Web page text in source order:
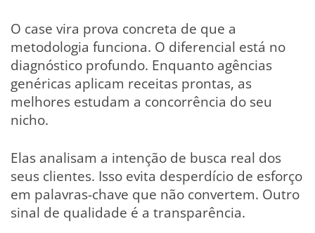
O case vira prova concreta de que a
metodologia funciona. O diferencial está no
diagnóstico profundo. Enquanto agências
genéricas aplicam receitas prontas, as
melhores estudam a concorrência do seu
nicho.
Elas analisam a intenção de busca real dos
seus clientes. Isso evita desperdício de esforço
em palavras-chave que não convertem. Outro
sinal de qualidade é a transparência.